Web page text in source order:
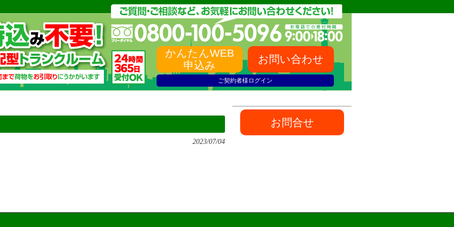
かんたんWEB
申込み
お問い合わせ
ご契約者様ログイン
2023/07/04
お問合せ